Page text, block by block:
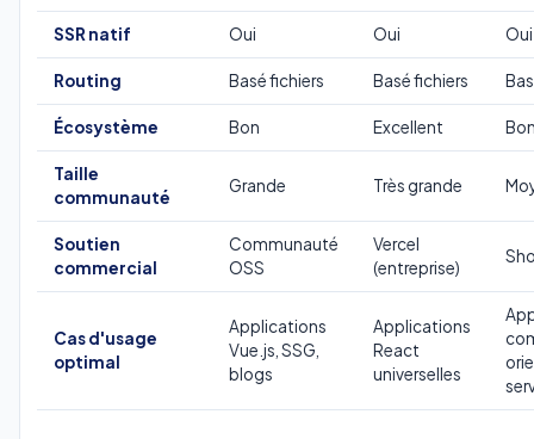
SSR natif Oui Oui Oui
Routing Basé fichiers Basé fichiers
Écosystème Bon Excellent
Taille
communauté
Grande Très grande
Soutien
commercial
Communauté
OSS
Vercel
(entreprise)
Cas d'usage
optimal
Applications
Vue.js, SSG,
blogs
Applications
React
universelles